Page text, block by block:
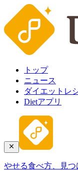
トップ
ニュース
ダイエットレ
Dietアプリ
やせる食べ方、見つ